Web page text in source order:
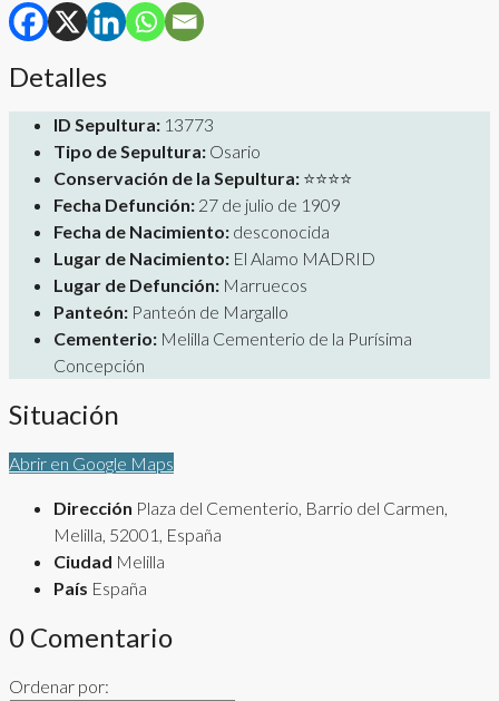
Detalles
ID Sepultura: 13773
Tipo de Sepultura: Osario
Conservación de la Sepultura: ⭐⭐⭐⭐
Fecha Defunción: 27 de julio de 1909
Fecha de Nacimiento: desconocida
Lugar de Nacimiento: El Alamo MADRID
Lugar de Defunción: Marruecos
Panteón: Panteón de Margallo
Cementerio: Melilla Cementerio de la Purísima
Concepción
Situación
Abrir en Google Maps
Dirección Plaza del Cementerio, Barrio del Carmen,
Melilla, 52001, España
Ciudad Melilla
País España
0 Comentario
Ordenar por: